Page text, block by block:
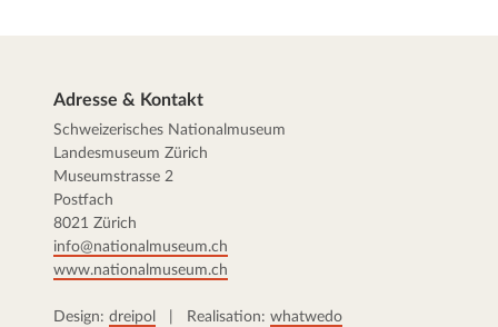
Adresse & Kontakt
Schweizerisches Nationalmuseum
Landesmuseum Zürich
Museumstrasse 2
Postfach
8021 Zürich
info@nationalmuseum.ch
www.nationalmuseum.ch
Design: dreipol | Realisation: whatwedo